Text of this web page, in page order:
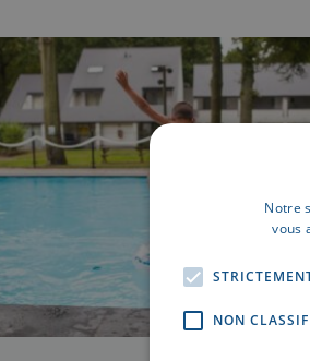
Notre
vous
NON